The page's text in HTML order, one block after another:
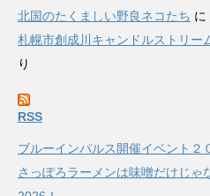
北国のたくましい野良ネコたち に
札幌市創成川キャンドルストリー
り
RSS
ブルーインパルス開催イベント２
さっぽろラーメンは味噌だけじゃ